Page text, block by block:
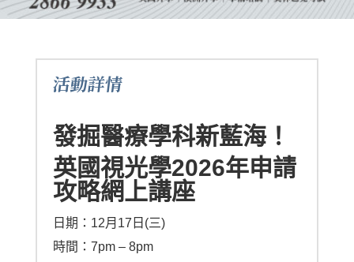
活動詳情
發掘醫療學科新藍海！
英國視光學2026年申請
攻略網上講座
日期：12月17日(三)
時間：7pm – 8pm